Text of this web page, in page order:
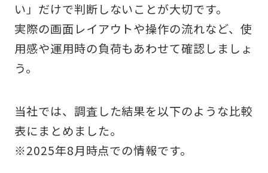
い」だけで判断しないことが大切です。
実際の画面レイアウトや操作の流れなど、使
用感や運用時の負荷もあわせて確認しましょ
う。
当社では、調査した結果を以下のような比較
表にまとめました。
※2025年8月時点での情報です。